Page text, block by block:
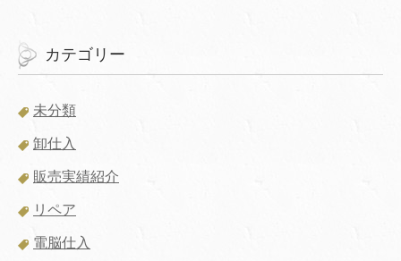
カテゴリー
未分類
卸仕入
販売実績紹介
リペア
電脳仕入